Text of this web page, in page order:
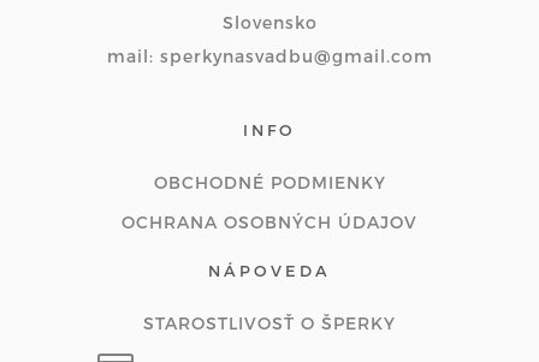
Slovensko
mail: sperkynasvadbu@gmail.com
INFO
OBCHODNÉ PODMIENKY
OCHRANA OSOBNÝCH ÚDAJOV
NÁPOVEDA
STAROSTLIVOSŤ O ŠPERKY